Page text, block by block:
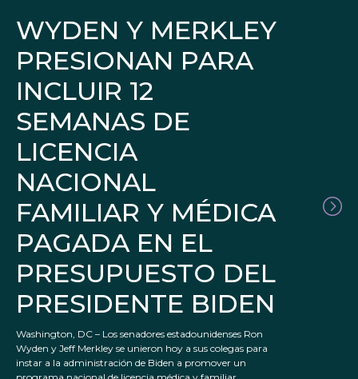
WYDEN Y MERKLEY
PRESIONAN PARA
INCLUIR 12
SEMANAS DE
LICENCIA
NACIONAL
FAMILIAR Y MÉDICA
PAGADA EN EL
PRESUPUESTO DEL
PRESIDENTE BIDEN
Washington, DC – Los senadores estadounidenses Ron
Wyden y Jeff Merkley se unieron hoy a sus colegas para
instar a la administración de Biden a promover un